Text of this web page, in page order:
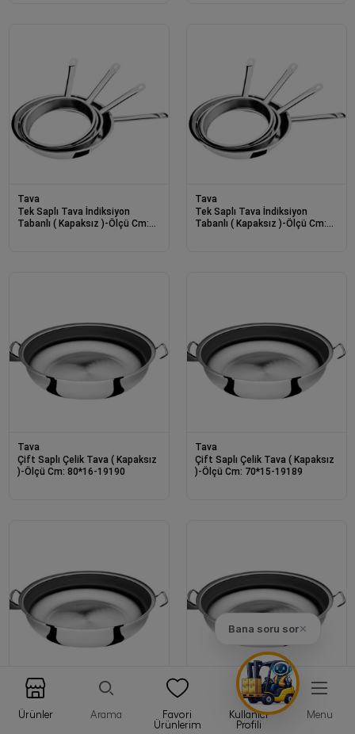
Bana soru sor✕
Ürünler Arama
Favori
Ürünlerim
Kullanıcı
Profili
Menu
Tava
Tek Saplı Tava İndiksiyon
Tabanlı ( Kapaksız )-Ölçü Cm:
Tava
Tek Saplı Tava İndiksiyon
Tabanlı ( Kapaksız )-Ölçü Cm:
Tava
Çift Saplı Çelik Tava ( Kapaksız
)-Ölçü Cm: 80*16-19190
Tava
Çift Saplı Çelik Tava ( Kapaksız
)-Ölçü Cm: 70*15-19189
Tava
Çift Saplı Çelik Tava ( Kapaksız
)-Ölçü Cm: 60*14-19188
Çift Saplı Çelik Tava ( Kapaksız
)-Ölçü Cm: 50*12-19187